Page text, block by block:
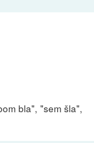
bla", "sem šla",